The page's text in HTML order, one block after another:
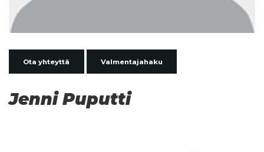
Ota yhteyttä Valmentajahaku
Jenni Puputti